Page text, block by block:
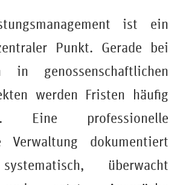
ist ein
Punkt. Gerade bei
in genossenschaftlichen
werden Fristen häufig
Eine professionelle
Verwaltung dokumentiert
überwacht